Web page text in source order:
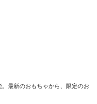
次回から入場料が1,200
りゃ何度も訪れたくな